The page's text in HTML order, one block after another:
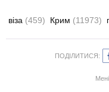
віза (459) Крим (11973)
ПОДІЛИТИСЯ: